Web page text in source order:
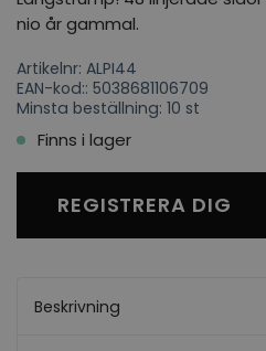
nio år gammal.
Artikelnr: ALPI44
EAN-kod:: 5038681106709
Minsta beställning: 10 st
Finns i lager
REGISTRERA DIG
Beskrivning